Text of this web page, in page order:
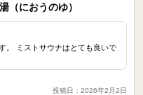
（におうのゆ）
。 ミストサウナはとても良いで
投稿日：2026年2月2日